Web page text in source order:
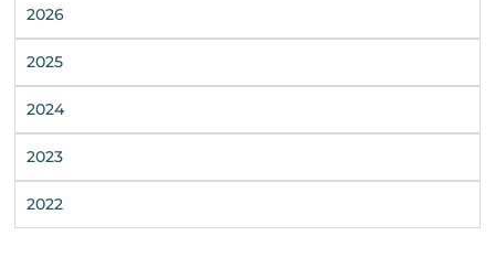
2026
2025
2024
2023
2022